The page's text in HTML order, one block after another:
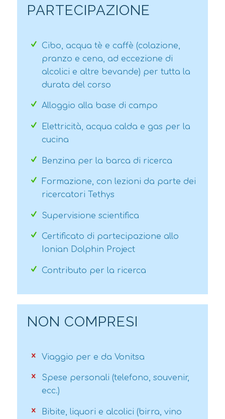
PARTECIPAZIONE
Cibo, acqua tè e caffè (colazione,
pranzo e cena, ad eccezione di
alcolici e altre bevande) per tutta la
durata del corso
Alloggio alla base di campo
Elettricità, acqua calda e gas per la
cucina
Benzina per la barca di ricerca
Formazione, con lezioni da parte dei
ricercatori Tethys
Supervisione scientifica
Certificato di partecipazione allo
Ionian Dolphin Project
Contributo per la ricerca
NON COMPRESI
Viaggio per e da Vonitsa
Spese personali (telefono, souvenir,
ecc.)
Bibite, liquori e alcolici (birra, vino